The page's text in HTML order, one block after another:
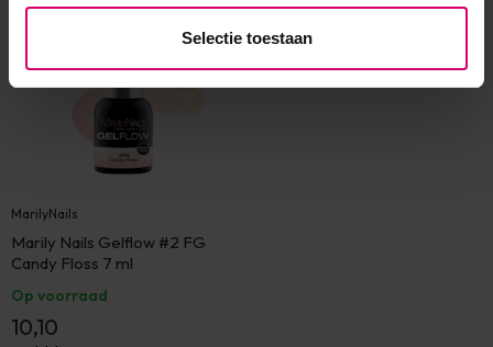
Selectie toestaan
MarilyNails
Marily Nails Gelflow #2 FG
Candy Floss 7 ml
Op voorraad
10,10